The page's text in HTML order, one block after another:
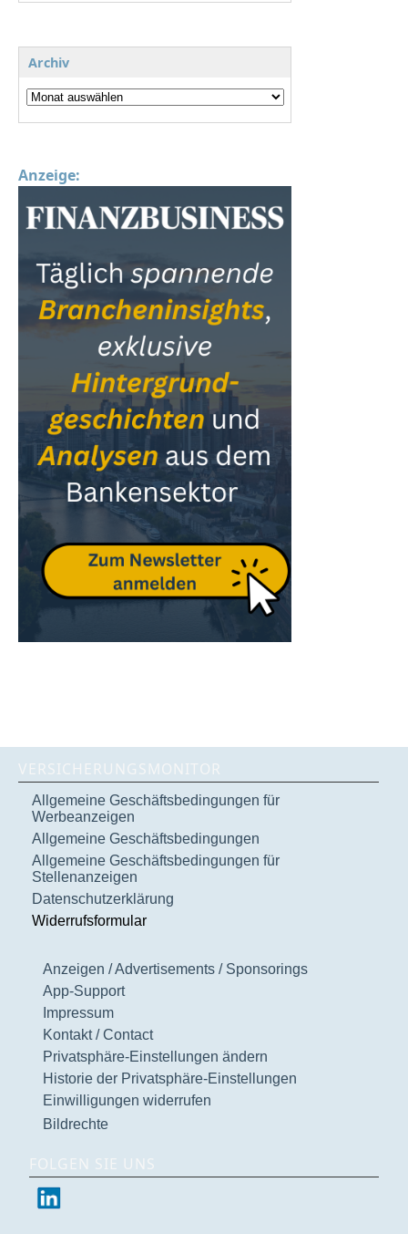
Archiv
Anzeige:
VERSICHERUNGSMONITOR
Allgemeine Geschäftsbedingungen für
Werbeanzeigen
Allgemeine Geschäftsbedingungen
Allgemeine Geschäftsbedingungen für
Stellenanzeigen
Datenschutzerklärung
Widerrufsformular
Anzeigen / Advertisements / Sponsorings
App-Support
Impressum
Kontakt / Contact
Privatsphäre-Einstellungen ändern
Historie der Privatsphäre-Einstellungen
Einwilligungen widerrufen
Bildrechte
FOLGEN SIE UNS